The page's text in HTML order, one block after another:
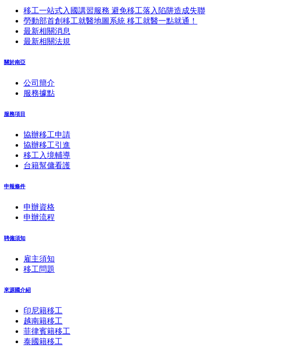
移工一站式入國講習服務 避免移工落入陷阱造成失聯
勞動部首創移工就醫地圖系統 移工就醫一點就通！
最新相關消息
最新相關法規
關於南亞
公司簡介
服務據點
服務項目
協辦移工申請
協辦移工引進
移工入境輔導
台籍幫傭看護
申報條件
申辦資格
申辦流程
聘僱須知
雇主須知
移工問題
來源國介紹
印尼籍移工
越南籍移工
菲律賓籍移工
泰國籍移工